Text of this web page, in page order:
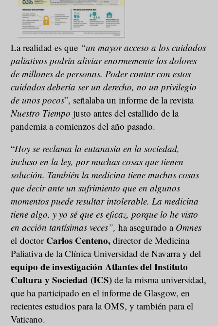
La realidad es que “un mayor acceso a los cuidados
paliativos podría aliviar enormemente los dolores
de millones de personas. Poder contar con estos
cuidados debería ser un derecho, no un privilegio
de unos pocos”, señalaba un informe de la revista
Nuestro Tiempo justo antes del estallido de la
pandemia a comienzos del año pasado.
“Hoy se reclama la eutanasia en la sociedad,
incluso en la ley, por muchas cosas que tienen
solución. También la medicina tiene muchas cosas
que decir ante un sufrimiento que en algunos
momentos puede resultar intolerable. La medicina
tiene algo, y yo sé que es eficaz, porque lo he visto
en acción tantísimas veces”,ha asegurado aOmnes
el doctor Carlos Centeno, director de Medicina
Paliativa de la Clínica Universidad de Navarra y del
equipo de investigación Atlantes del Instituto
Cultura y Sociedad (ICS)de la misma universidad,
que ha participado en el informe de Glasgow, en
recientes estudios para la OMS, y también para el
Vaticano.